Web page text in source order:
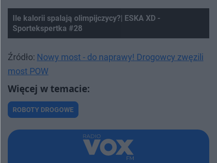
Ile kalorii spalają olimpijczycy?| ESKA XD -
Sportekspertka #28
Źródło: Nowy most - do naprawy! Drogowcy zwęzili
most POW
ROBOTY DROGOWE